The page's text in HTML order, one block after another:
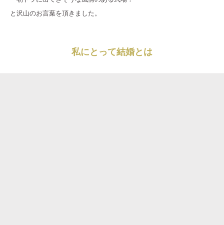
と沢山のお言葉を頂きました。
私にとって結婚とは